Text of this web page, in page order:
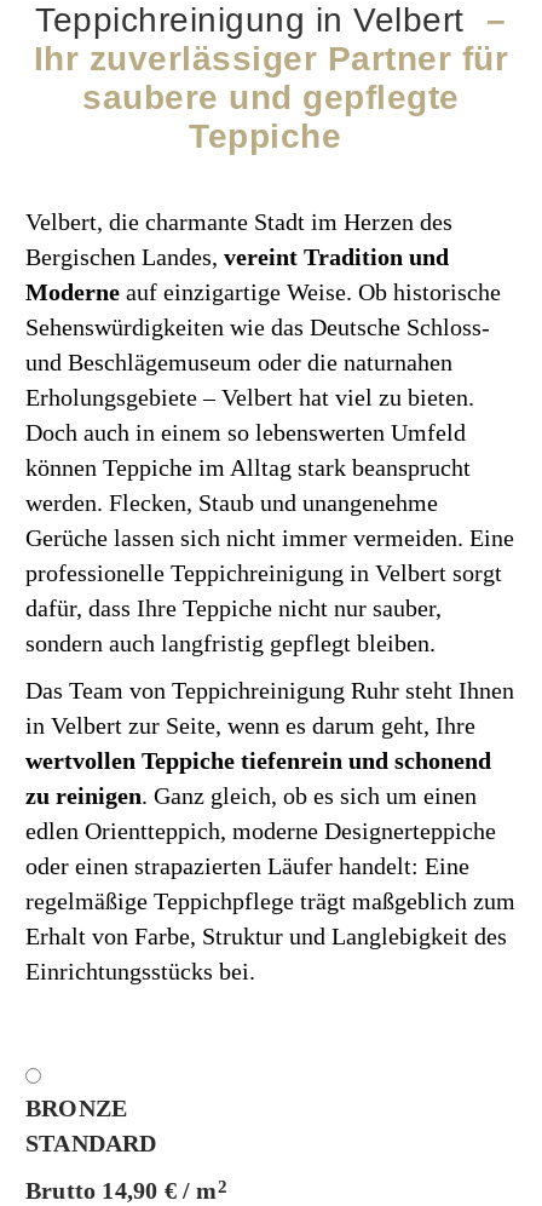
Teppichreinigung in Velbert
–
Ihr zuverlässiger Partner für
saubere und gepflegte
Teppiche
Velbert, die charmante Stadt im Herzen des
Bergischen Landes, vereint Tradition und
Moderne auf einzigartige Weise. Ob historische
Sehenswürdigkeiten wie das Deutsche Schloss-
und Beschlägemuseum oder die naturnahen
Erholungsgebiete – Velbert hat viel zu bieten.
Doch auch in einem so lebenswerten Umfeld
können Teppiche im Alltag stark beansprucht
werden. Flecken, Staub und unangenehme
Gerüche lassen sich nicht immer vermeiden. Eine
professionelle Teppichreinigung in Velbert sorgt
dafür, dass Ihre Teppiche nicht nur sauber,
sondern auch langfristig gepflegt bleiben.
Das Team von Teppichreinigung Ruhr steht Ihnen
in Velbert zur Seite, wenn es darum geht, Ihre
wertvollen Teppiche tiefenrein und schonend
zu reinigen. Ganz gleich, ob es sich um einen
edlen Orientteppich, moderne Designerteppiche
oder einen strapazierten Läufer handelt: Eine
regelmäßige Teppichpflege trägt maßgeblich zum
Erhalt von Farbe, Struktur und Langlebigkeit des
Einrichtungsstücks bei.
BRONZE
STANDARD
Brutto 14,90 € / m2